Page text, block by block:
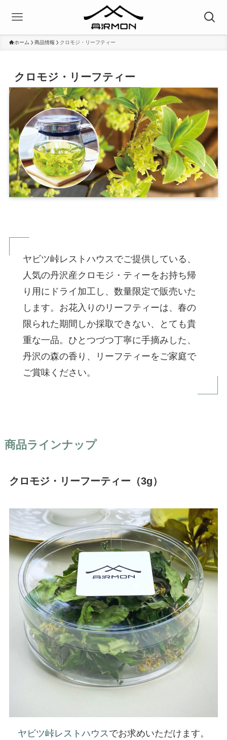
ホーム 商品情報 クロモジ・リーフティー
クロモジ・リーフティー
ヤビツ峠レストハウスでご提供している、
人気の丹沢産クロモジ・ティーをお持ち帰
り用にドライ加工し、数量限定で販売いた
します。お花入りのリーフティーは、春の
限られた期間しか採取できない、とても貴
重な一品。ひとつづつ丁寧に手摘みした、
丹沢の森の香り、リーフティーをご家庭で
ご賞味ください。
商品ラインナップ
クロモジ・リーフーティー（3g）
ヤビツ峠レストハウス でお求めいただけます。